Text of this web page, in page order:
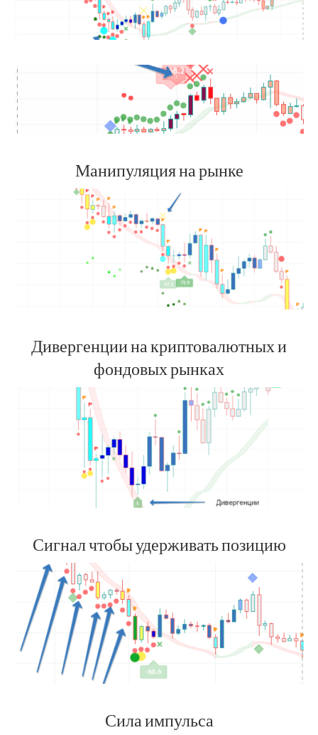
Манипуляция на рынке
Дивергенции на криптовалютных и
фондовых рынках
Сигнал чтобы удерживать позицию
Сила импульса